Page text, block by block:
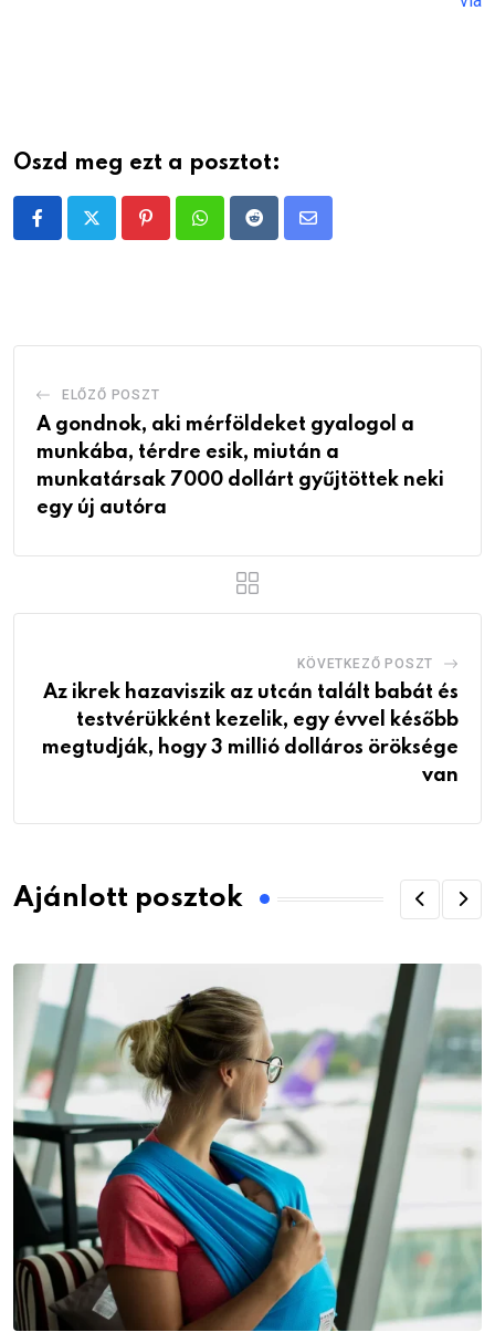
Oszd meg ezt a posztot:
PinterestWhatsappRedditShare
ELŐZŐ POSZT
A gondnok, aki mérföldeket gyalogol a
munkába, térdre esik, miután a
munkatársak 7000 dollárt gyűjtöttek neki
egy új autóra
KÖVETKEZŐ POSZT
Az ikrek hazaviszik az utcán talált babát és
testvérükként kezelik, egy évvel később
megtudják, hogy 3 millió dolláros öröksége
van
Ajánlott posztok